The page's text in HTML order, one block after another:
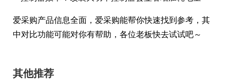
爱采购产品信息全面，爱采购能帮你快速找到参考，其
中对比功能可能对你有帮助，各位老板快去试试吧～
其他推荐